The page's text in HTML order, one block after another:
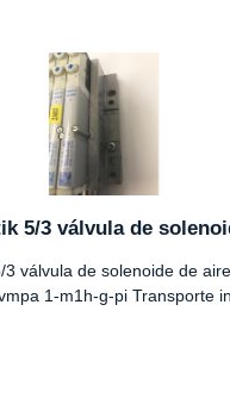
5/3 válvula de
3 válvula de solenoide de
1-m1h-g-pi Transporte